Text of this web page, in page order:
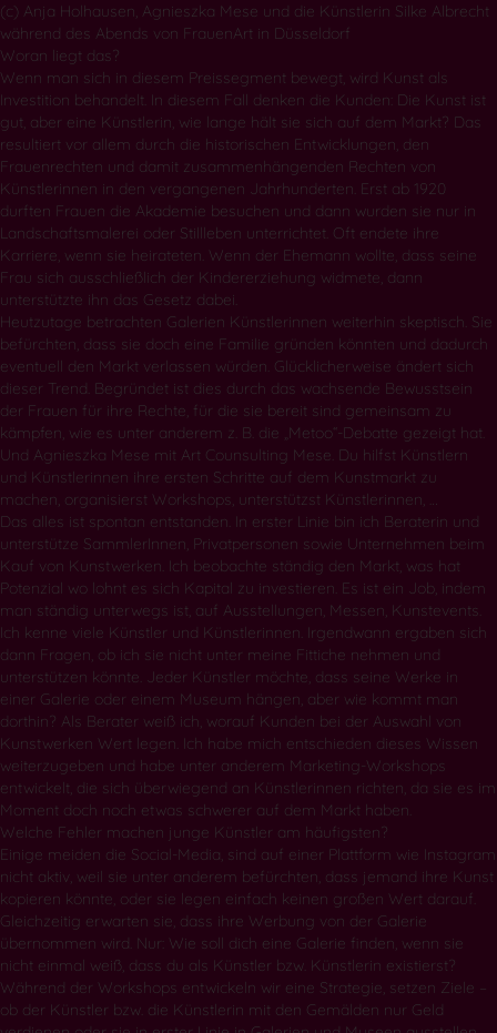
(c) Anja Holhausen, Agnieszka Mese und die Künstlerin Silke Albrecht
während des Abends von FrauenArt in Düsseldorf
Woran liegt das?
Wenn man sich in diesem Preissegment bewegt, wird Kunst als
Investition behandelt. In diesem Fall denken die Kunden: Die Kunst ist
gut, aber eine Künstlerin, wie lange hält sie sich auf dem Markt? Das
resultiert vor allem durch die historischen Entwicklungen, den
Frauenrechten und damit zusammenhängenden Rechten von
Künstlerinnen in den vergangenen Jahrhunderten. Erst ab 1920
durften Frauen die Akademie besuchen und dann wurden sie nur in
Landschaftsmalerei oder Stillleben unterrichtet. Oft endete ihre
Karriere, wenn sie heirateten. Wenn der Ehemann wollte, dass seine
Frau sich ausschließlich der Kindererziehung widmete, dann
unterstützte ihn das Gesetz dabei.
Heutzutage betrachten Galerien Künstlerinnen weiterhin skeptisch. Sie
befürchten, dass sie doch eine Familie gründen könnten und dadurch
eventuell den Markt verlassen würden. Glücklicherweise ändert sich
dieser Trend. Begründet ist dies durch das wachsende Bewusstsein
der Frauen für ihre Rechte, für die sie bereit sind gemeinsam zu
kämpfen, wie es unter anderem z. B. die „Metoo“-Debatte gezeigt hat.
Und Agnieszka Mese mit Art Counsulting Mese. Du hilfst Künstlern
und Künstlerinnen ihre ersten Schritte auf dem Kunstmarkt zu
machen, organisierst Workshops, unterstützst Künstlerinnen, …
Das alles ist spontan entstanden. In erster Linie bin ich Beraterin und
unterstütze SammlerInnen, Privatpersonen sowie Unternehmen beim
Kauf von Kunstwerken. Ich beobachte ständig den Markt, was hat
Potenzial wo lohnt es sich Kapital zu investieren. Es ist ein Job, indem
man ständig unterwegs ist, auf Ausstellungen, Messen, Kunstevents.
Ich kenne viele Künstler und Künstlerinnen. Irgendwann ergaben sich
dann Fragen, ob ich sie nicht unter meine Fittiche nehmen und
unterstützen könnte. Jeder Künstler möchte, dass seine Werke in
einer Galerie oder einem Museum hängen, aber wie kommt man
dorthin? Als Berater weiß ich, worauf Kunden bei der Auswahl von
Kunstwerken Wert legen. Ich habe mich entschieden dieses Wissen
weiterzugeben und habe unter anderem Marketing-Workshops
entwickelt, die sich überwiegend an Künstlerinnen richten, da sie es im
Moment doch noch etwas schwerer auf dem Markt haben.
Welche Fehler machen junge Künstler am häufigsten?
Einige meiden die Social-Media, sind auf einer Plattform wie Instagram
nicht aktiv, weil sie unter anderem befürchten, dass jemand ihre Kunst
kopieren könnte, oder sie legen einfach keinen großen Wert darauf.
Gleichzeitig erwarten sie, dass ihre Werbung von der Galerie
übernommen wird. Nur: Wie soll dich eine Galerie finden, wenn sie
nicht einmal weiß, dass du als Künstler bzw. Künstlerin existierst?
Während der Workshops entwickeln wir eine Strategie, setzen Ziele –
ob der Künstler bzw. die Künstlerin mit den Gemälden nur Geld